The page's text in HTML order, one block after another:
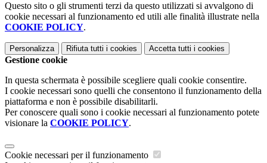
Questo sito o gli strumenti terzi da questo utilizzati si avvalgono di
cookie necessari al funzionamento ed utili alle finalità illustrate nella
COOKIE POLICY.
Personalizza Rifiuta tutti i cookies Accetta tutti i cookies
Gestione cookie
In questa schermata è possibile scegliere quali cookie consentire.
I cookie necessari sono quelli che consentono il funzionamento della
piattaforma e non è possibile disabilitarli.
Per conoscere quali sono i cookie necessari al funzionamento potete
visionare la COOKIE POLICY.
Cookie necessari per il funzionamento